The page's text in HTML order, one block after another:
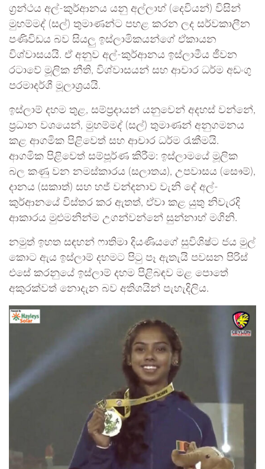
ග්‍රන්ථය අල්-කුර්ආනය යනු අල්ලාහ් (දෙවියන්) විසින්
මුහම්මද් (සල්) තුමාණන්ට පහළ කරන ලද සර්වකාලීන
පණිවිඩය බව සියලු ඉස්ලාමිකයන්ගේ ඒකායන
විශ්වාසයයි. ඒ අනුව අල්-කුර්ආනය ඉස්ලාමීය ජීවන
රටාවේ මූලික නීති, විශ්වාසයන් සහ ආචාර ධර්ම අඩංගු
පරමාදර්ශී මූලාශ්‍රයයි.
​ඉස්ලාම් දහම තුළ, සම්ප්‍රදායන් යනුවෙන් අදහස් වන්නේ,
ප්‍රධාන වශයෙන්, මුහම්මද් (සල්) තුමාණන් අනුගමනය
කළ ආගමික පිළිවෙත් සහ ආචාර ධර්ම රැකීමයි.
ආගමික පිළිවෙත් සම්පූර්ණ කිරීම: ඉස්ලාමයේ මූලික
බල කණු වන නමස්කාරය (සලාතය), උපවාසය (සෞම්),
දානය (සකාත්) සහ හජ් වන්දනාව වැනි දේ අල්-
කුර්ආනයේ විස්තර කර ඇතත්, ඒවා කළ යුතු නිවැරදි
ආකාරය මුළුමනින්ම උගන්වන්නේ සුන්නාහ් මගිනි.
​නමුත් ඉහත සඳහන් ෆාතිමා දියණියගේ සුවිශිෂ්ට ජය මුල්
කොට ඇය ඉස්ලාම් දහමට පිටු පෑ ඇතැයි පවසන පිරිස්
එසේ කරනුයේ ඉස්ලාම් දහම පිළිබඳව මළ පොතේ
අකුරක්වත් නොදැන බව අතිශයින් පැහැදිලිය.